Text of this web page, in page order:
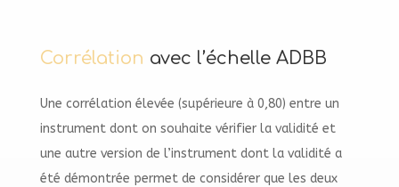
Corrélation avec l’échelle ADBB
Une corrélation élevée (supérieure à 0,80) entre un
instrument dont on souhaite vérifier la validité et
une autre version de l’instrument dont la validité a
été démontrée permet de considérer que les deux